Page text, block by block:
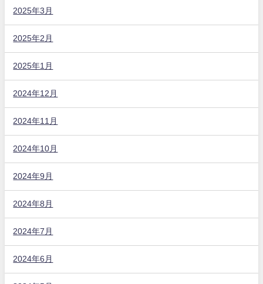
2025年3月
2025年2月
2025年1月
2024年12月
2024年11月
2024年10月
2024年9月
2024年8月
2024年7月
2024年6月